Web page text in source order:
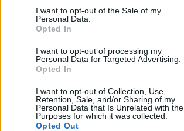
consent section.
I want to opt-out of the Sale of my
Personal Data.
Opted In
I want to opt-out of processing my
Personal Data for Targeted Advertising.
Opted In
I want to opt-out of Collection, Use,
Retention, Sale, and/or Sharing of my
Personal Data that Is Unrelated with the
Purposes for which it was collected.
Opted Out
Susanna Riva · 6 Ago 2026
NEWS